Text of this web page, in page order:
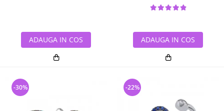
ADAUGA IN COS ADAUGA IN COS
-30% -22%